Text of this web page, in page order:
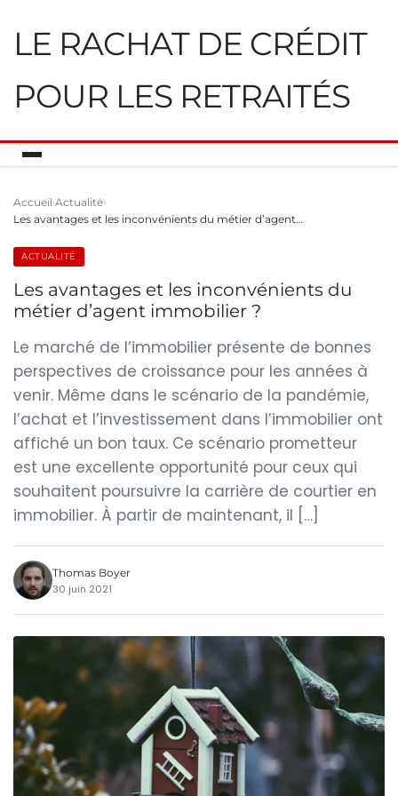
LE RACHAT DE CRÉDIT
POUR LES RETRAITÉS
Accueil Actualité
Les avantages et les inconvénients du métier d’agent…
ACTUALITÉ
Les avantages et les inconvénients du
métier d’agent immobilier ?
Le marché de l’immobilier présente de bonnes
perspectives de croissance pour les années à
venir. Même dans le scénario de la pandémie,
l’achat et l’investissement dans l’immobilier ont
affiché un bon taux. Ce scénario prometteur
est une excellente opportunité pour ceux qui
souhaitent poursuivre la carrière de courtier en
immobilier. À partir de maintenant, il […]
Thomas Boyer
30 juin 2021